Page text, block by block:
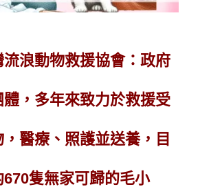
浪動物救援協會：政府
體，多年來致力於救援受
醫療、照護並送養，目
隻無家可歸的毛小